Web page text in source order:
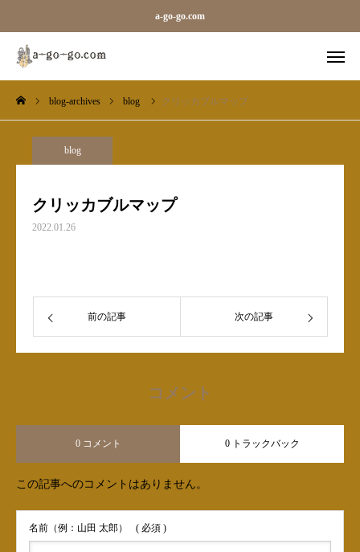
a-go-go.com
blog-archives blog クリッカブルマップ
blog
クリッカブルマップ
2022.01.26
前の記事 次の記事
コメント
0 コメント 0 トラックバック
この記事へのコメントはありません。
名前（例：山田 太郎） ( 必須 )
外字一覧
お知らせ